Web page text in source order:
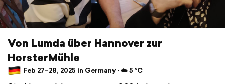
Von Lumda über Hannover zur
HorsterMühle
Feb 27–28, 2025 in Germany ⋅ ☁️ 5 °C